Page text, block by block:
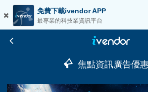
免費下載ivendor APP
最專業的科技業資訊平台
焦點資訊廣告優